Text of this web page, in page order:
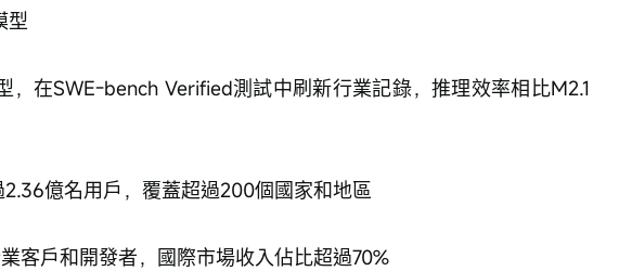
型
，在SWE-bench Verified測試中刷新行業記錄，推理效率相比M2.1
億名用戶，覆蓋超過200個國家和地區
客戶和開發者，國際市場收入佔比超過70%